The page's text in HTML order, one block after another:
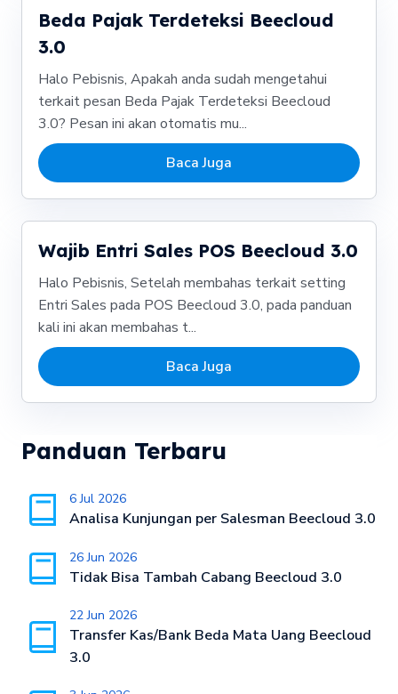
Beda Pajak Terdeteksi Beecloud
3.0
Halo Pebisnis, Apakah anda sudah mengetahui
terkait pesan Beda Pajak Terdeteksi Beecloud
3.0? Pesan ini akan otomatis mu...
Baca Juga
Wajib Entri Sales POS Beecloud 3.0
Halo Pebisnis, Setelah membahas terkait setting
Entri Sales pada POS Beecloud 3.0, pada panduan
kali ini akan membahas t...
Baca Juga
Panduan Terbaru
6 Jul 2026
Analisa Kunjungan per Salesman Beecloud 3.0
26 Jun 2026
Tidak Bisa Tambah Cabang Beecloud 3.0
22 Jun 2026
Transfer Kas/Bank Beda Mata Uang Beecloud
3.0